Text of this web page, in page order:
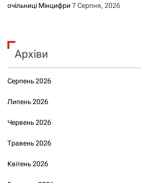
очільниці Мінцифри 7 Серпня, 2026
Архіви
Серпень 2026
Липень 2026
Червень 2026
Травень 2026
Квітень 2026